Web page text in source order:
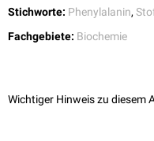
Stichworte: Phenylalanin,
Fachgebiete: Biochemie
Wichtiger Hinweis zu diesem